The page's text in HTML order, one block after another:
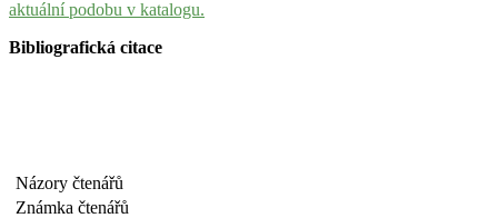
aktuální podobu v katalogu.
Bibliografická citace
Názory čtenářů
Známka čtenářů